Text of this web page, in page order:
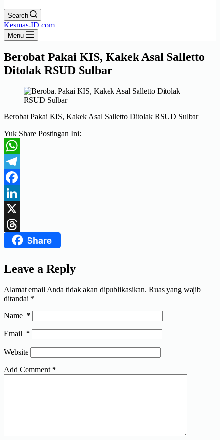
Search
Kesmas-ID.com
Menu
Berobat Pakai KIS, Kakek Asal Salletto
Ditolak RSUD Sulbar
Berobat Pakai KIS, Kakek Asal Salletto Ditolak RSUD Sulbar
Yuk Share Postingan Ini:
WhatsApp
Telegram
Facebook
LinkedIn
X
ThreadsShare
Leave a Reply
Alamat email Anda tidak akan dipublikasikan. Ruas yang wajib
ditandai *
Name *
Email *
Website
Add Comment *